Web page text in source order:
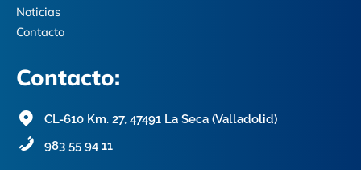
Noticias
Contacto
Contacto:
CL-610 Km. 27, 47491 La Seca (Valladolid)
983 55 94 11